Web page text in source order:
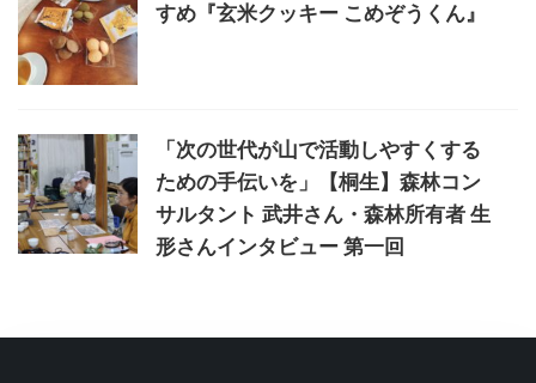
すめ『玄米クッキー こめぞうくん』
「次の世代が山で活動しやすくする
ための手伝いを」【桐生】森林コン
サルタント 武井さん・森林所有者 生
形さんインタビュー 第一回